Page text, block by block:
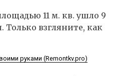
11 м. кв. ушло 9
Только взгляните, как
руками (Remontkv.pro)